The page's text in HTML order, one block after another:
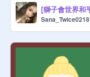
Sana_Twice0218